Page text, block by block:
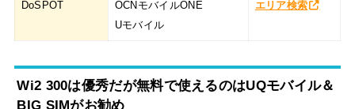
DoSPOT
OCNモバイルONE
Uモバイル
エリア検索
Wi2 300は優秀だが無料で使えるのはUQモバイル＆
BIG SIMがお勧め